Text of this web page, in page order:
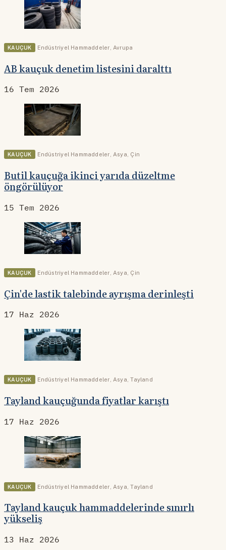
KAUÇUK Endüstriyel Hammaddeler Avrupa
AB kauçuk denetim listesini daralttı
16 Tem 2026
KAUÇUK Endüstriyel Hammaddeler Asya Çin
Butil kauçuğa ikinci yarıda düzeltme
öngörülüyor
15 Tem 2026
KAUÇUK Endüstriyel Hammaddeler Asya Çin
Çin'de lastik talebinde ayrışma derinleşti
17 Haz 2026
KAUÇUK Endüstriyel Hammaddeler Asya ,Tayland
Tayland kauçuğunda fiyatlar karıştı
17 Haz 2026
KAUÇUK Endüstriyel Hammaddeler Asya ,Tayland
Tayland kauçuk hammaddelerinde sınırlı
yükseliş
13 Haz 2026